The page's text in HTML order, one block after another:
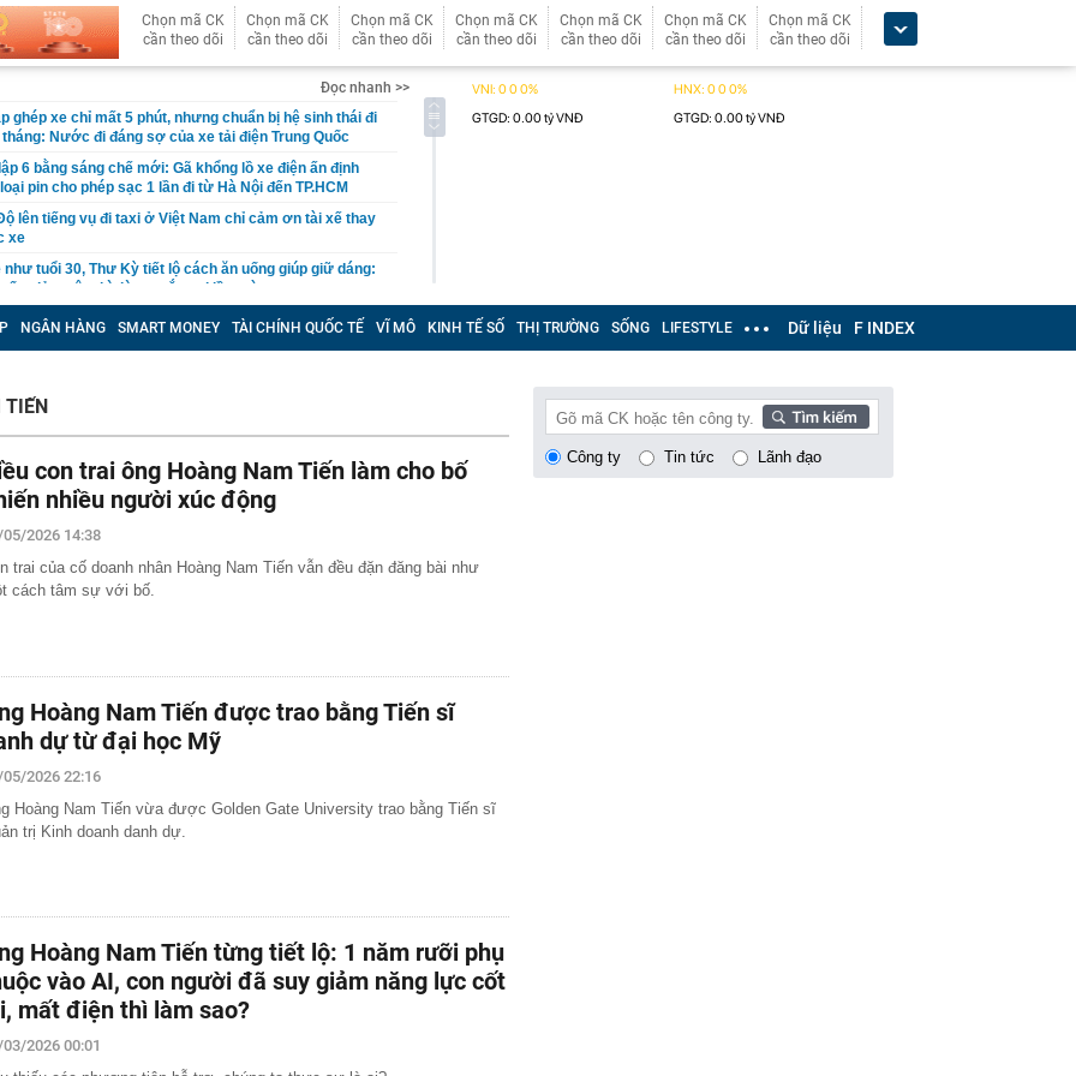
Chọn mã CK
cần theo dõi
Chọn mã CK
cần theo dõi
Chọn mã CK
cần theo dõi
Chọn mã CK
cần theo dõi
Chọn mã CK
cần theo dõi
Chọn mã CK
cần theo dõi
Chọn mã CK
cần theo dõi
Đọc nhanh >>
ghép xe chỉ mất 5 phút, nhưng chuẩn bị hệ sinh thái đi
Nước đi đáng sợ của xe tải điện Trung Quốc
6 bằng sáng chế mới: Gã khổng lồ xe điện ấn định
pin cho phép sạc 1 lần đi từ Hà Nội đến TP.HCM
lên tiếng vụ đi taxi ở Việt Nam chỉ cảm ơn tài xế thay
xe
như tuổi 30, Thư Kỳ tiết lộ cách ăn uống giúp giữ dáng:
giảm cân thì đừng mắc sai lầm này
thi đấu hơn 22 tỷ đồng: Công an vào cuộc, Sở Xây
tại
nhất hành tinh" gần 7.800 tỷ đồng, dài 2,2km ở Hà
mốc quan trọng vào dịp đặc biệt
tín hiệu quan trọng về lãi suất đến thị trường
Tân xin từ nhiệm tại Chứng khoán VPBank
đến bao giờ?
3.000 ô tô vi phạm giao thông bị phát hiện qua hệ thống
trong tháng 7
của những người siêu giàu
lần sân Mỹ Đình
chiếc thẻ cho mọi giai đoạn tài chính
thường nằm ở ngoài rìa công viên?
trọng đến tất cả người dùng VNeID
đình không còn đặt bồn rửa trong phòng tắm? Hóa ra
đang được ưa chuộng
mái Nhật 1 tầng 3 phòng ngủ 100m² bao nhiêu?
gây ấn tượng với hồ nước và loạt giải pháp tiết kiệm
NGÂN HÀNG SMART MONEY TÀI CHÍNH QUỐC TẾ VĨ MÔ KINH TẾ SỐ THỊ TRƯỜNG SỐNG LIFESTYLE Dữ liệu F INDEX
TIẾN
con trai ông Hoàng Nam Tiến làm cho bố
nhiều người xúc động
05/2026 14:38
trai của cố doanh nhân Hoàng Nam Tiến vẫn đều đặn đăng bài như
cách tâm sự với bố.
Hoàng Nam Tiến được trao bằng Tiến sĩ
dự từ đại học Mỹ
05/2026 22:16
Hoàng Nam Tiến vừa được Golden Gate University trao bằng Tiến sĩ
trị Kinh doanh danh dự.
Hoàng Nam Tiến từng tiết lộ: 1 năm rưỡi phụ
vào AI, con người đã suy giảm năng lực cốt
mất điện thì làm sao?
2026 00:01
Công ty Tin tức Lãnh đạo